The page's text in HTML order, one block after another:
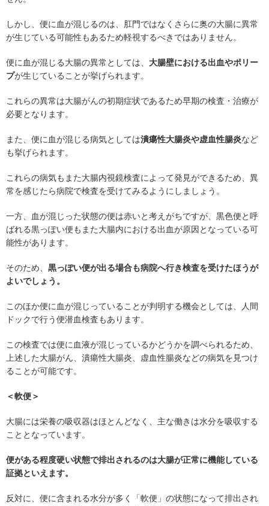
しかし、便に血が混じるのは、肛門ではなくさらに奥の大腸に異常
が生じている可能性もあるため軽視するべきではありません。
便に血が混じる大腸の異常としては、 大腸壁における出血やポリー
プが生じていることが挙げられます。
これらの異常は大腸がんの初期症状であるため早期の検査・治療が
必要となります。
また、便に血が混じる病気としては潰瘍性大腸炎や虚血性腸炎など
も挙げられます。
これらの病気もまた大腸内視鏡検査によって発見ができるため、異
常を感じたら病院で検査を受けてみるようにしましょう。
一方、血が混じった状態の便は赤いと考えがちですが、黒色便と呼
ばれる黒っぽい便もまた大腸内における出血が原因となっている可
能性があります。
そのため、 黒っぽい便が出る場合も病院へ行き検査を受けたほうが
よいでしょう。
このほか便に血が混じっていることが判明する機会としては、人間
ドックで行う便潜血検査もあります。
この検査では便に血液が混じっているかどうかを調べられるため、
上述した大腸がん、潰瘍性大腸炎、虚血性腸炎などの病気を見つけ
ることが可能です。
＜軟便＞
大腸には栄養の吸収器はほとんどなく、主な働きは水分を吸収する
こととなっています。
便がある程度硬い状態で排出されるのは大腸が正常に機能している
証拠といえます。
反対に、便に含まれる水分が多く「軟便」の状態になって排出され